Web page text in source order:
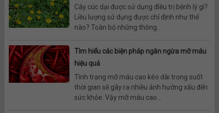
Cây cúc dại được sử dụng điều trị bệnh lý gì?
Liều lượng sử dụng được chỉ định như thế
nào? Toàn bộ những thông...
Tìm hiểu các biện pháp ngăn ngừa mỡ máu
hiệu quả
Tình trạng mỡ máu cao kéo dài trong suốt
thời gian sẽ gây ra nhiều ảnh hưởng xấu đến
sức khỏe. Vậy mỡ máu cao...